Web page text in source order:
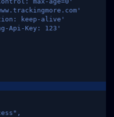
keep-alive'
Api-Key: 123'